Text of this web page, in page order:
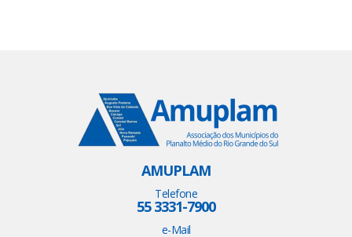
AMUPLAM
Telefone
55 3331-7900
e-Mail